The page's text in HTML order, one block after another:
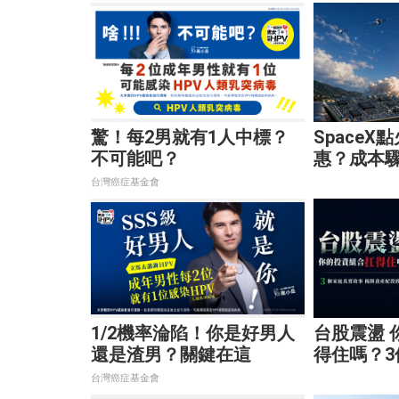
驚！每2男就有1人中標？
不可能吧？
台灣癌症基金會
SpaceX
惠？成本
1/2機率淪陷！你是好男人
還是渣男？關鍵在這
台灣癌症基金會
台股震盪
得住嗎？